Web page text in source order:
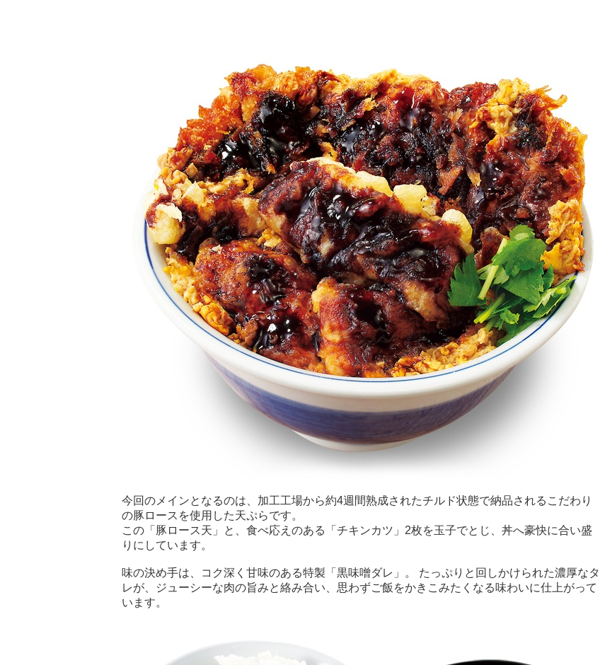
今回のメインとなるのは、加工工場から約4週間熟成されたチルド状態で納品されるこだわり
の豚ロースを使用した天ぷらです。
この「豚ロース天」と、食べ応えのある「チキンカツ」2枚を玉子でとじ、丼へ豪快に合い盛
りにしています。
味の決め手は、コク深く甘味のある特製「黒味噌ダレ」。 たっぷりと回しかけられた濃厚なタ
レが、ジューシーな肉の旨みと絡み合い、思わずご飯をかきこみたくなる味わいに仕上がって
います。